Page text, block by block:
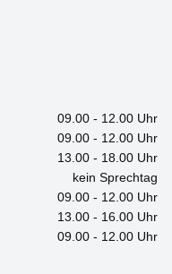
09.00 - 12.00 Uhr
09.00 - 12.00 Uhr
13.00 - 18.00 Uhr
kein Sprechtag
09.00 - 12.00 Uhr
13.00 - 16.00 Uhr
09.00 - 12.00 Uhr